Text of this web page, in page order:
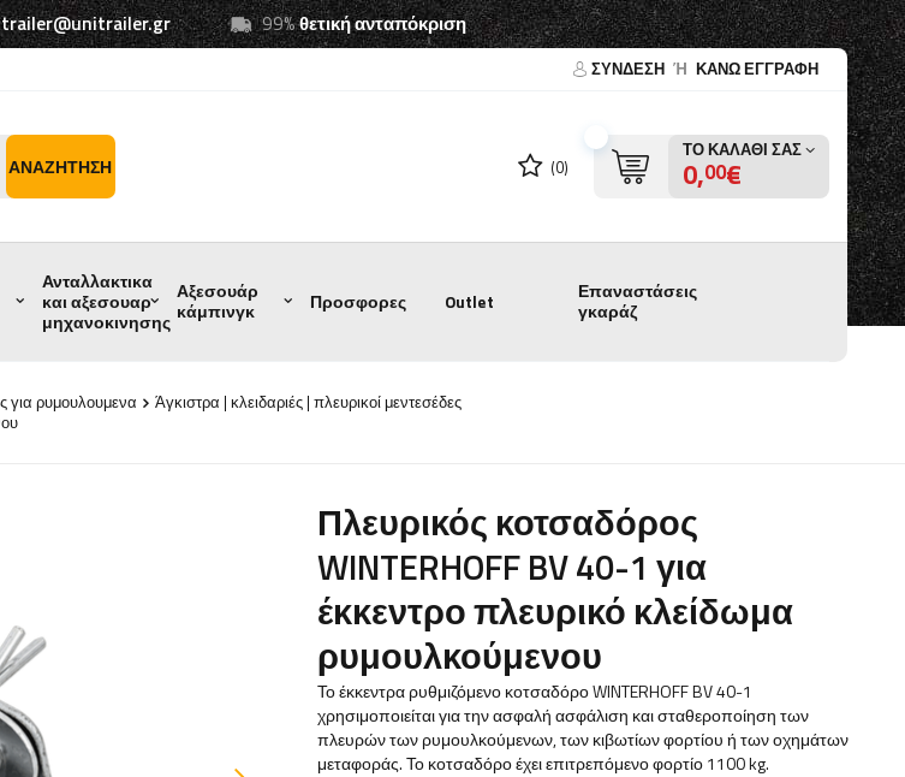
99%θετική ανταπόκριση
ΣΎΝΔΕΣΗ Ή ΚΑΝΩ ΕΓΓΡΑΦΗ
ΑΝΑΖΉΤΗΣΗ (0)
ΤΟ ΚΑΛΆΘΙ ΣΑΣ
0,00€
Ανταλλακτικα
και αξεσουαρ
μηχανοκινησης
Αξεσουάρ
κάμπινγκ
Προσφορες Outlet
Επαναστάσεις
γκαράζ
για ρυμουλουμενα
Άγκιστρα | κλειδαριές | πλευρικοί μεντεσέδες
Πλευρικός κοτσαδόρος
WINTERHOFF BV 40-1 για
έκκεντρο πλευρικό κλείδωμα
ρυμουλκούμενου
Το έκκεντρα ρυθμιζόμενο κοτσαδόρο WINTERHOFF BV 40-1
χρησιμοποιείται για την ασφαλή ασφάλιση και σταθεροποίηση των
πλευρών των ρυμουλκούμενων, των κιβωτίων φορτίου ή των οχημάτων
μεταφοράς. Το κοτσαδόρο έχει επιτρεπόμενο φορτίο 1100 kg.